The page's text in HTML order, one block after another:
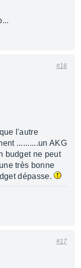
#16
l'autre
..........un AKG
budget ne peut
très bonne
dépasse.
#17